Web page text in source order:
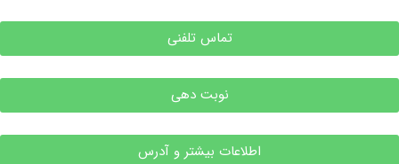
تماس تلفنی
نوبت دهی
اطلاعات بیشتر و آدرس